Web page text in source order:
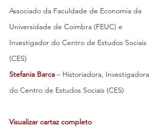
Associado da Faculdade de Economia da
Universidade de Coimbra (FEUC) e
Investigador do Centro de Estudos Sociais
(CES)
Stefania Barca – Historiadora, Investigadora
do Centro de Estudos Sociais (CES)
Visualizar cartaz completo